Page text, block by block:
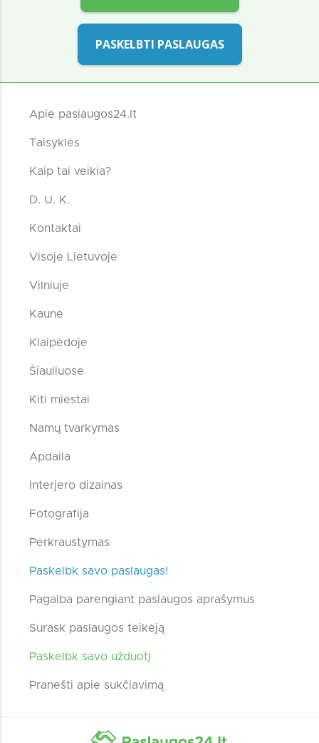
PASKELBTI PASLAUGAS
Apie paslaugos24.lt
Taisyklės
Kaip tai veikia?
D. U. K.
Kontaktai
Visoje Lietuvoje
Vilniuje
Kaune
Klaipėdoje
Šiauliuose
Kiti miestai
Namų tvarkymas
Apdaila
Interjero dizainas
Fotografija
Perkraustymas
Paskelbk savo paslaugas!
Pagalba parengiant paslaugos aprašymus
Surask paslaugos teikėją
Paskelbk savo užduotį
Pranešti apie sukčiavimą